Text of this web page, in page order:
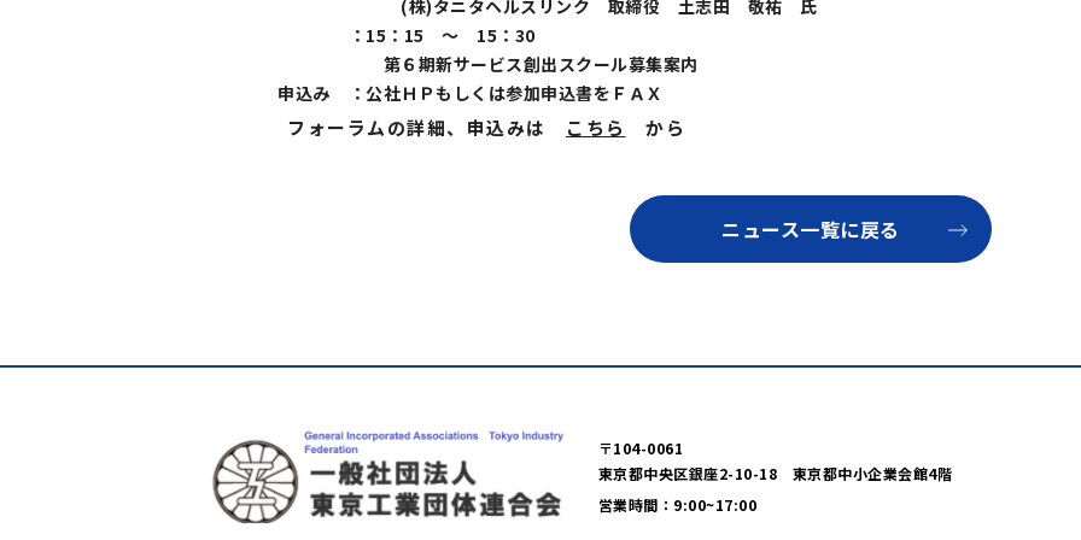
(株)タニタヘルスリンク 取締役 土志田 敬祐 氏
： 15：15 ～ 15：30
第６期新サービス創出スクール募集案内
申込み ： 公社ＨＰもしくは参加申込書をＦＡＸ
フォーラムの詳細、申込みは こちら から
ニュース一覧に戻る
〒104-0061
東京都中央区銀座2-10-18 東京都中小企業会館4階
営業時間：9:00~17:00